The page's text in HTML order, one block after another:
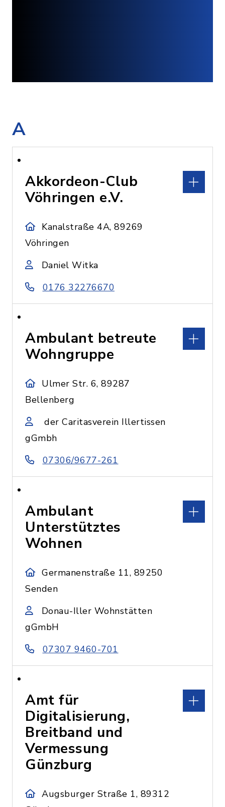
A
Akkordeon-Club
Vöhringen e.V.
Kanalstraße 4A, 89269
Vöhringen
Daniel Witka
0176 32276670
Ambulant betreute
Wohngruppe
Ulmer Str. 6, 89287
Bellenberg
der Caritasverein Illertissen
gGmbh
07306/9677-261
Ambulant
Unterstütztes
Wohnen
Germanenstraße 11, 89250
Senden
Donau-Iller Wohnstätten
gGmbH
07307 9460-701
Amt für
Digitalisierung,
Breitband und
Vermessung
Günzburg
Augsburger Straße 1, 89312